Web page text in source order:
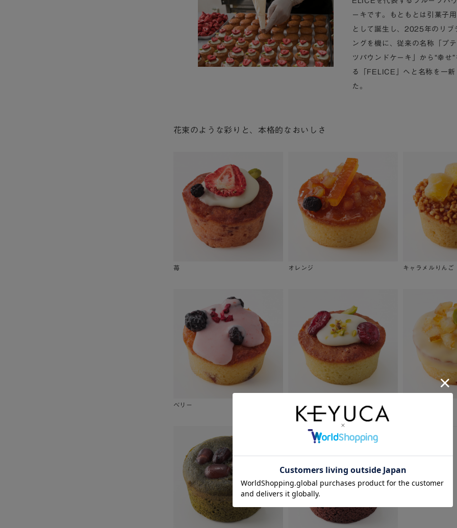
ーキです。もともとは引菓子
として誕生し、2025年のリブ
ングを機に、従来の名称「プ
ツパウンドケーキ」から“幸せ
る「FELICE」へと名称を一新
た。
花束のような彩りと、本格的なおいしさ
苺 オレンジ キャラメルりんご
ベリー ピスタチオ